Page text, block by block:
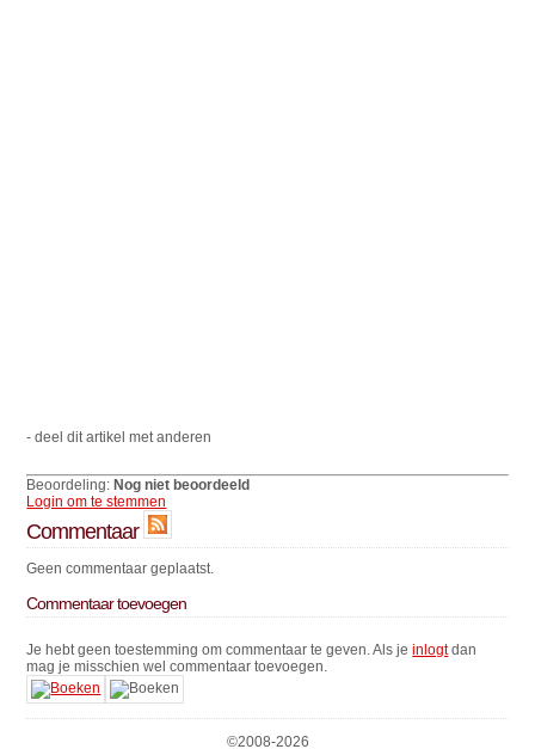
- deel dit artikel met anderen
Beoordeling:Nog niet beoordeeld
Login om te stemmen
Commentaar
Geen commentaar geplaatst.
Commentaar toevoegen
Je hebt geen toestemming om commentaar te geven. Als jeinlogtdan
mag je misschien wel commentaar toevoegen.
©2008-2026